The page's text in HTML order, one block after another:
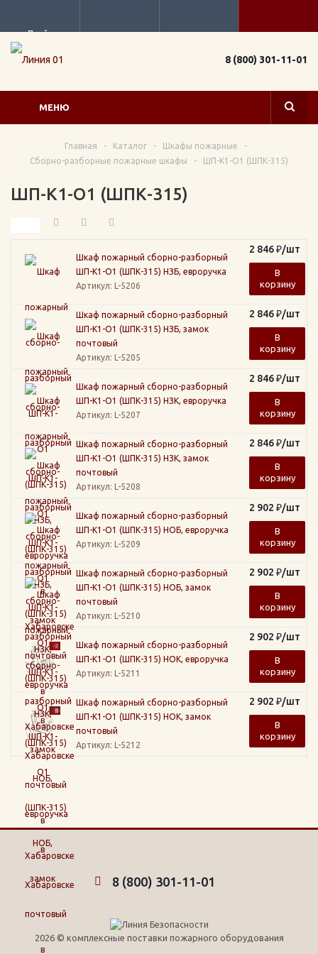
Прайс
8 (800) 301-11-01
МЕНЮ
Главная - Каталог - Шкафы пожарные
-
Сборно-разборные пожарные шкафы
- ШП-К1-О1 (ШПК-315)
ШП-К1-О1 (ШПК-315)
Шкаф пожарный сборно-разборный
ШП-К1-О1 (ШПК-315) НЗБ, евроручка
Артикул: L-5206
2 846₽/шт
В
корзину
Шкаф пожарный сборно-разборный
ШП-К1-О1 (ШПК-315) НЗБ, замок
почтовый
Артикул: L-5205
2 846₽/шт
В
корзину
Шкаф пожарный сборно-разборный
ШП-К1-О1 (ШПК-315) НЗК, евроручка
Артикул: L-5207
2 846₽/шт
В
корзину
Шкаф пожарный сборно-разборный
ШП-К1-О1 (ШПК-315) НЗК, замок
почтовый
Артикул: L-5208
2 846₽/шт
В
корзину
Шкаф пожарный сборно-разборный
ШП-К1-О1 (ШПК-315) НОБ, евроручка
Артикул: L-5209
2 902 ₽/шт
В
корзину
Шкаф пожарный сборно-разборный
ШП-К1-О1 (ШПК-315) НОБ, замок
почтовый
Артикул: L-5210
2 902 ₽/шт
В
корзину
Шкаф пожарный сборно-разборный
ШП-К1-О1 (ШПК-315) НОК, евроручка
Артикул: L-5211
2 902 ₽/шт
В
корзину
Шкаф пожарный сборно-разборный
ШП-К1-О1 (ШПК-315) НОК, замок
почтовый
Артикул: L-5212
2 902 ₽/шт
В
корзину
8 (800) 301-11-01
2026 © комплексные поставки пожарного оборудования